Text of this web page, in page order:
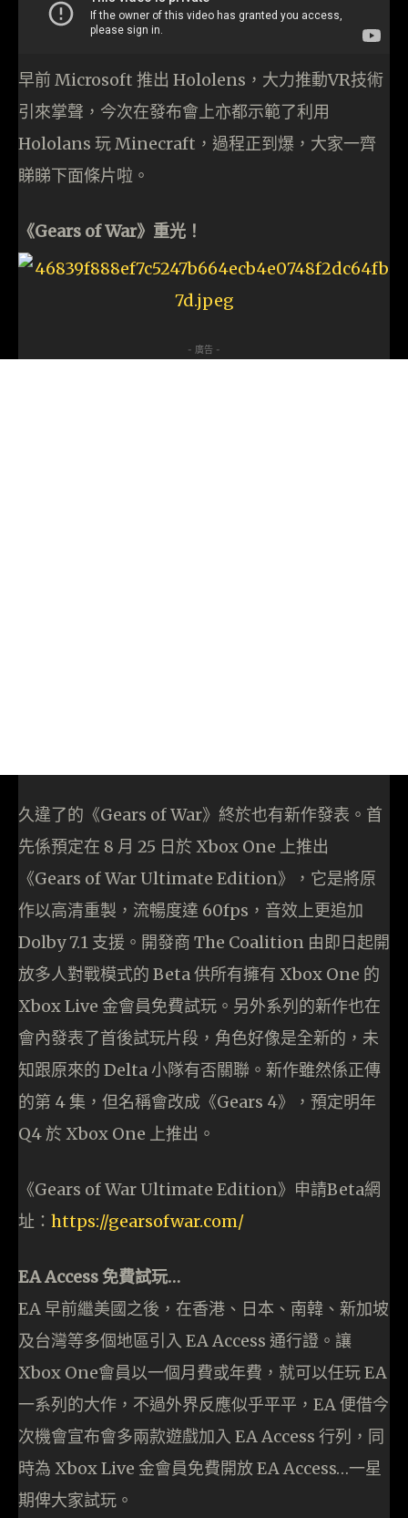
早前 Microsoft 推出 Hololens，大力推動VR技術
引來掌聲，今次在發布會上亦都示範了利用
Hololans 玩 Minecraft，過程正到爆，大家一齊
睇睇下面條片啦。
《Gears of War》重光！
- 廣告 -
久違了的《Gears of War》終於也有新作發表。首
先係預定在 8 月 25 日於 Xbox One 上推出
《Gears of War Ultimate Edition》，它是將原
作以高清重製，流暢度達 60fps，音效上更追加
Dolby 7.1 支援。開發商 The Coalition 由即日起開
放多人對戰模式的 Beta 供所有擁有 Xbox One 的
Xbox Live 金會員免費試玩。另外系列的新作也在
會內發表了首後試玩片段，角色好像是全新的，未
知跟原來的 Delta 小隊有否關聯。新作雖然係正傳
的第 4 集，但名稱會改成《Gears 4》，預定明年
Q4 於 Xbox One 上推出。
《Gears of War Ultimate Edition》申請Beta網
址： https://gearsofwar.com/
EA Access 免費試玩…
EA 早前繼美國之後，在香港、日本、南韓、新加坡
及台灣等多個地區引入 EA Access 通行證。讓
Xbox One會員以一個月費或年費，就可以任玩 EA
一系列的大作，不過外界反應似乎平平，EA 便借今
次機會宣布會多兩款遊戲加入 EA Access 行列，同
時為 Xbox Live 金會員免費開放 EA Access…一星
期俾大家試玩。